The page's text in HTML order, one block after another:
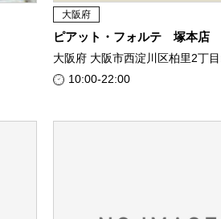
大阪府
ピアット・フォルテ 塚本店
大阪府 大阪市西淀川区柏里2丁
10:00-22:00